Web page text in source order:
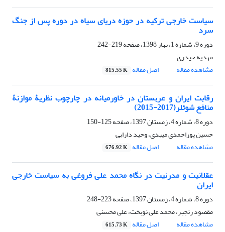
سیاست خارجی ترکیه در حوزه دریای سیاه در دوره پس از جنگ
سرد
دوره 9، شماره 1، بهار 1398، صفحه
219-242
مهدیه حیدری
مشاهده مقاله
اصل مقاله 815.55 K
رقابت ایران و عربستان در خاورمیانه ‏در چارچوب نظریۀ موازنۀ
منافع شوئلر(2017-2015)‏
دوره 8، شماره 4، زمستان 1397، صفحه
125-150
حسین پوراحمدی میبدی، وحید دارابی
مشاهده مقاله
اصل مقاله 676.92 K
عقلانیت و مدرنیت در نگاه محمد علی فروغی به سیاست خارجی
ایران
دوره 8، شماره 4، زمستان 1397، صفحه
223-248
مقصود رنجبر، محمد علی نوبخت، علی محسنی
مشاهده مقاله
اصل مقاله 615.73 K